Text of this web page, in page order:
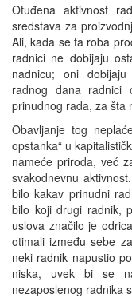
Otuđena aktivnost
sredstava za
Ali, kada se ta roba
radnici ne dobijaju
nadnicu; oni
radnog dana radnici
prinudnog rada, za šta
Obavljanje tog
opstanka“ u
nameće priroda, već
svakodnevnu
bilo kakav prinudni
bilo koji drugi radnik,
uslova značilo je
otimali između sebe
neki radnik napustio
niska, uvek bi se
nezaposlenog radnika